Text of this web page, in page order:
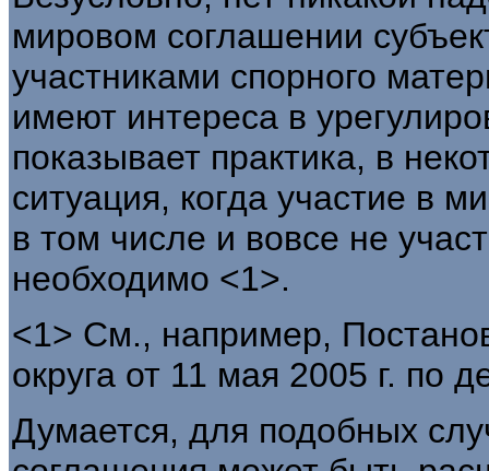
мировом соглашении
участниками спорного
имеют интереса в
показывает практика, в
ситуация, когда участие в
в том числе и вовсе не
необходимо <1>.
<1> См., например,
округа от 11 мая 2005 г. по
Думается, для подобных